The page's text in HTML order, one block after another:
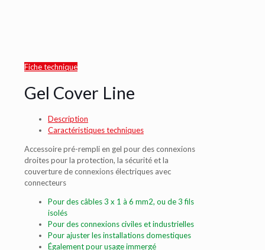
Fiche technique
Gel Cover Line
Description
Caractéristiques techniques
Accessoire pré-rempli en gel pour des connexions
droites pour la protection, la sécurité et la
couverture de connexions électriques avec
connecteurs
Pour des câbles 3 x 1 à 6 mm2, ou de 3 fils
isolés
Pour des connexions civiles et industrielles
Pour ajuster les installations domestiques
Également pour usage immergé